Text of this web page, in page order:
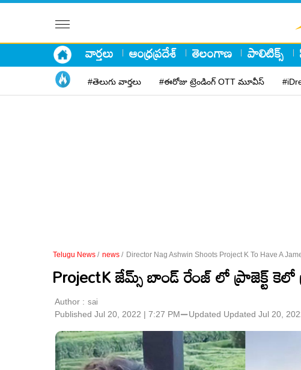
వార్తలు ఆంధ్రప్రదేశ్ తెలంగాణ పాలిటిక్స్
#తెలుగు వార్తలు #ఈరోజు ట్రెండింగ్ OTT మూవీస్
Telugu News / news / Director Nag Ashwin Shoots Project K To Have A
ProjectK జేమ్స్ బాండ్ రేంజ్ లో ప్రాజెక్ట్
Author : sai
Published Jul 20, 2022 | 7:27 PM⚊Updated Updated Jul 20,